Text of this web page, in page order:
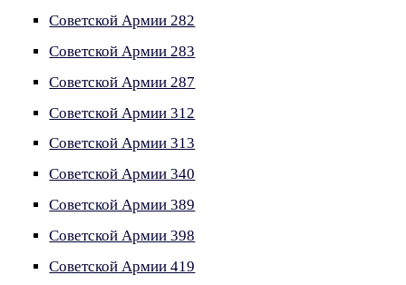
Советской Армии 282
Советской Армии 283
Советской Армии 287
Советской Армии 312
Советской Армии 313
Советской Армии 340
Советской Армии 389
Советской Армии 398
Советской Армии 419